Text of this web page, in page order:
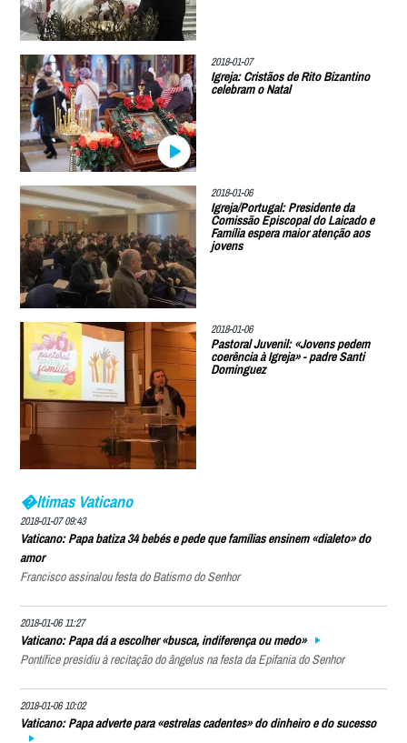
2018-01-07
Igreja: Cristãos de Rito Bizantino
celebram o Natal
2018-01-06
Igreja/Portugal: Presidente da
Comissão Episcopal do Laicado e
Família espera maior atenção aos
jovens
2018-01-06
Pastoral Juvenil: «Jovens pedem
coerência à Igreja» - padre Santi
Dominguez
�ltimas Vaticano
2018-01-07 09:43
Vaticano: Papa batiza 34 bebés e pede que famílias ensinem «dialeto» do
amor
Francisco assinalou festa do Batismo do Senhor
2018-01-06 11:27
Vaticano: Papa dá a escolher «busca, indiferença ou medo»
Pontífice presidiu à recitação do ângelus na festa da Epifania do Senhor
2018-01-06 10:02
Vaticano: Papa adverte para «estrelas cadentes» do dinheiro e do sucesso